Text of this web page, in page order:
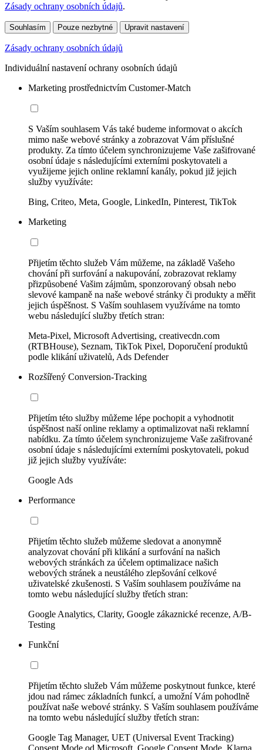
Zásady ochrany osobních údajů.
Souhlasím Pouze nezbytné Upravit nastavení
Zásady ochrany osobních údajů
Individuální nastavení ochrany osobních údajů
Marketing prostřednictvím Customer-Match
S Vaším souhlasem Vás také budeme informovat o akcích
mimo naše webové stránky a zobrazovat Vám příslušné
produkty. Za tímto účelem synchronizujeme Vaše zašifrované
osobní údaje s následujícími externími poskytovateli a
využijeme jejich online reklamní kanály, pokud již jejich
služby využíváte:
Bing, Criteo, Meta, Google, LinkedIn, Pinterest, TikTok
Marketing
Přijetím těchto služeb Vám můžeme, na základě Vašeho
chování při surfování a nakupování, zobrazovat reklamy
přizpůsobené Vašim zájmům, sponzorovaný obsah nebo
slevové kampaně na naše webové stránky či produkty a měřit
jejich úspěšnost. S Vaším souhlasem využíváme na tomto
webu následující služby třetích stran:
Meta-Pixel, Microsoft Advertising, creativecdn.com
(RTBHouse), Seznam, TikTok Pixel, Doporučení produktů
podle klikání uživatelů, Ads Defender
Rozšířený Conversion-Tracking
Přijetím této služby můžeme lépe pochopit a vyhodnotit
úspěšnost naší online reklamy a optimalizovat naši reklamní
nabídku. Za tímto účelem synchronizujeme Vaše zašifrované
osobní údaje s následujícími externími poskytovateli, pokud
již jejich služby využíváte:
Google Ads
Performance
Přijetím těchto služeb můžeme sledovat a anonymně
analyzovat chování při klikání a surfování na našich
webových stránkách za účelem optimalizace našich
webových stránek a neustálého zlepšování celkové
uživatelské zkušenosti. S Vaším souhlasem používáme na
tomto webu následující služby třetích stran:
Google Analytics, Clarity, Google zákaznické recenze, A/B-
Testing
Funkční
Přijetím těchto služeb Vám můžeme poskytnout funkce, které
jdou nad rámec základních funkcí, a umožní Vám pohodlně
používat naše webové stránky. S Vaším souhlasem používáme
na tomto webu následující služby třetích stran:
Google Tag Manager, UET (Universal Event Tracking)
Consent Mode od Microsoft, Google Consent Mode, Klarna,